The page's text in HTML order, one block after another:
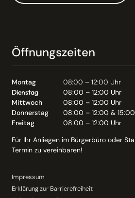
Öffnungszeiten
Montag
08:00 – 12:00 Uhr
Dienstag
08:00 – 12:00 Uhr
Mittwoch
08:00 – 12:00 Uhr
Donnerstag
08:00 – 12:00 &
Freitag
08:00 – 12:00 Uhr
Für Ihr Anliegen im Bürgerbüro oder
Termin zu vereinbaren!
Impressum
Erklärung zur Barrierefreiheit